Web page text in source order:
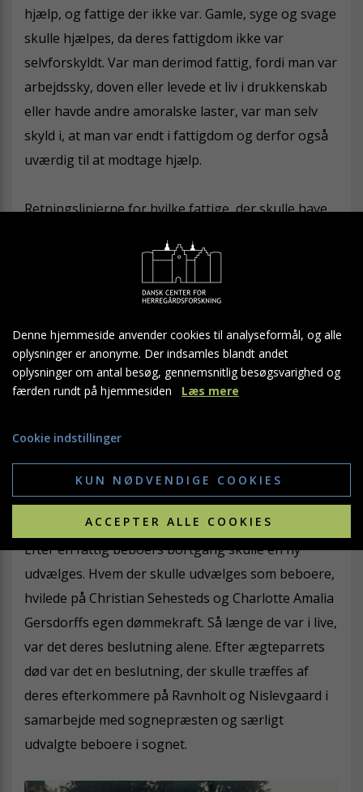
hjælp, og fattige der ikke var. Gamle, syge og svage
skulle hjælpes, da deres fattigdom ikke var
selvforskyldt. Var man derimod fattig, fordi man var
arbejdssky, doven eller levede et liv i drukkenskab
eller havde andre amoralske laster, var man selv
skyld i, at man var endt i fattigdom og derfor også
uværdig til at modtage hjælp.
Retningslinjerne for hvilke fattige, der skulle have
med tidens fattiglovgivning og den deri udtalte
forestilling om, hvem der skulle have hjælp, og
hvem der ikke skulle.
De fattige, der blev udvalgt, skulle kunne blive
boende i godsejerparrets hospital resten af deres
liv. Når en fattig beboer afgik ved døden skulle
begravelsen skulle bære til den fattiges frie
gravsted på kirkegården.
Efter en fattig beboers bortgang skulle en ny
udvælges. Hvem der skulle udvælges som beboere,
hvilede på Christian Sehesteds og Charlotte Amalia
Gersdorffs egen dømmekraft. Så længe de var i live,
var det deres beslutning alene. Efter ægteparrets
død var det en beslutning, der skulle træffes af
deres efterkommere på Ravnholt og Nislevgaard i
samarbejde med sognepræsten og særligt
udvalgte beboere i sognet.
Denne hjemmeside anvender cookies til analyseformål, og alle
oplysninger er anonyme. Der indsamles blandt andet
oplysninger om antal besøg, gennemsnitlig besøgsvarighed og
færden rundt på hjemmesiden Læs mere
Cookie indstillinger
KUN NØDVENDIGE COOKIES
ACCEPTER ALLE COOKIES